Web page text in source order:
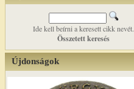
Ide kell beírni a keresett cikk nevét.
Összetett keresés
Újdonságok